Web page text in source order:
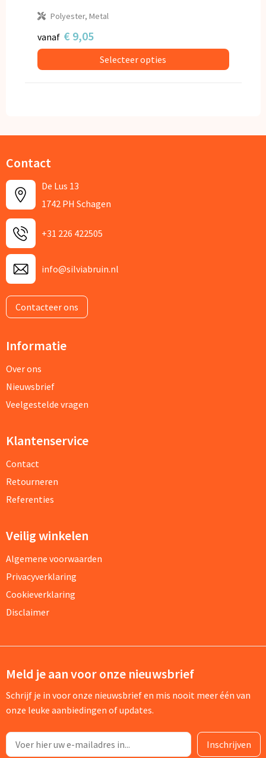
Polyester, Metal
vanaf € 9,05
Selecteer opties
Contact
De Lus 13
1742 PH Schagen
+31 226 422505
info@silviabruin.nl
Contacteer ons
Informatie
Over ons
Nieuwsbrief
Veelgestelde vragen
Klantenservice
Contact
Retourneren
Referenties
Veilig winkelen
Algemene voorwaarden
Privacyverklaring
Cookieverklaring
Disclaimer
Meld je aan voor onze nieuwsbrief
Schrijf je in voor onze nieuwsbrief en mis nooit meer één van
onze leuke aanbiedingen of updates.